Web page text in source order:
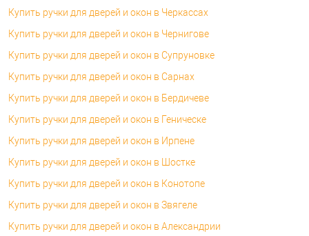
Купить ручки для дверей и окон в Черкассах
Купить ручки для дверей и окон в Чернигове
Купить ручки для дверей и окон в Супруновке
Купить ручки для дверей и окон в Сарнах
Купить ручки для дверей и окон в Бердичеве
Купить ручки для дверей и окон в Геническе
Купить ручки для дверей и окон в Ирпене
Купить ручки для дверей и окон в Шостке
Купить ручки для дверей и окон в Конотопе
Купить ручки для дверей и окон в Звягеле
Купить ручки для дверей и окон в Александрии